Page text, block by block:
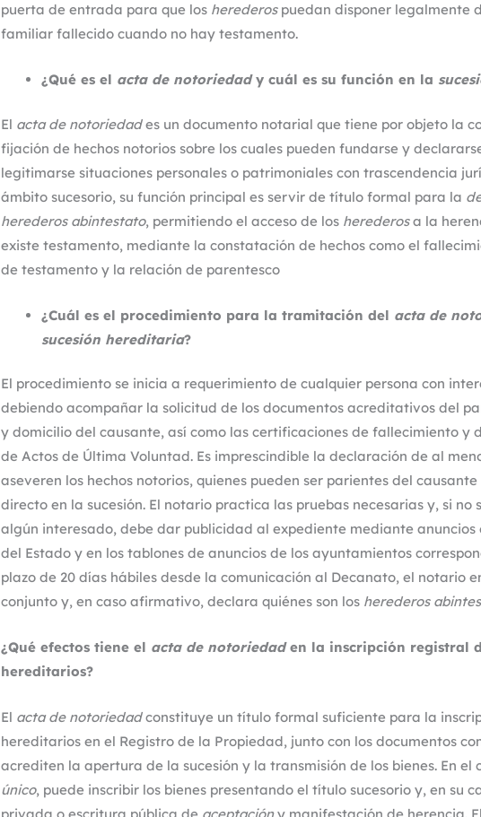
puerta de entrada para que los herederospuedan disponer legalmente
familiar fallecido cuando no hay testamento.
¿Qué es el acta de notoriedady cuál es su función en la
El acta de notoriedades un documento notarial que tiene por objeto la
fijación de hechos notorios sobre los cuales pueden fundarse y
legitimarse situaciones personales o patrimoniales con trascendencia
ámbito sucesorio, su función principal es servir de título formal para la
herederos abintestato, permitiendo el acceso de los herederosa la
existe testamento, mediante la constatación de hechos como el
de testamento y la relación de parentesco
¿Cuál es el procedimiento para la tramitación del acta de
sucesión hereditaria?
El procedimiento se inicia a requerimiento de cualquier persona con
debiendo acompañar la solicitud de los documentos acreditativos del
y domicilio del causante, así como las certificaciones de fallecimiento y
de Actos de Última Voluntad. Es imprescindible la declaración de al
aseveren los hechos notorios, quienes pueden ser parientes del
directo en la sucesión. El notario practica las pruebas necesarias y, si no
algún interesado, debe dar publicidad al expediente mediante anuncios
del Estado y en los tablones de anuncios de los ayuntamientos
plazo de 20 días hábiles desde la comunicación al Decanato, el notario
conjunto y, en caso afirmativo, declara quiénes son los herederos
¿Qué efectos tiene el acta de notoriedaden la inscripción registral
hereditarios?
El acta de notoriedadconstituye un título formal suficiente para la
hereditarios en el Registro de la Propiedad, junto con los documentos
acrediten la apertura de la sucesión y la transmisión de los bienes. En el
único, puede inscribir los bienes presentando el título sucesorio y, en su